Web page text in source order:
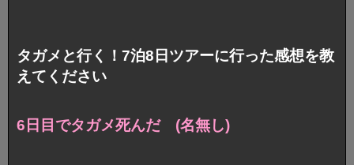
タガメと行く！7泊8日ツアーに行った感想を教
えてください
6日目でタガメ死んだ (名無し)